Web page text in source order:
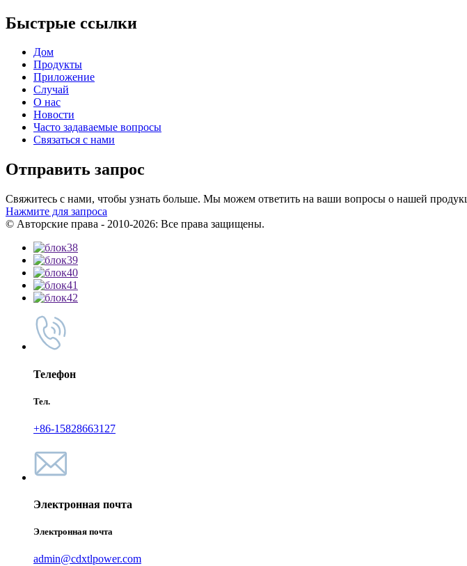
Быстрые ссылки
Дом
Продукты
Приложение
Случай
О нас
Новости
Часто задаваемые вопросы
Связаться с нами
Отправить запрос
Свяжитесь с нами, чтобы узнать больше. Мы можем ответить на ваши вопросы о нашей
Нажмите для запроса
© Авторские права - 2010-2026: Все права защищены.
Телефон
Тел.
+86-15828663127
Электронная почта
Электронная почта
admin@cdxtlpower.com